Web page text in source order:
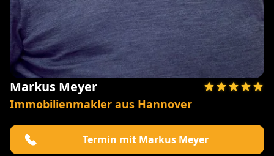
Markus Meyer
Immobilienmakler aus Hannover
Termin mit Markus Meyer